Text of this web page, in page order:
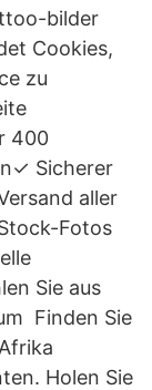
bilder
Cookies,
zu
400
Sicherer
aller
Fotos
Sie aus
Finden Sie
Holen Sie